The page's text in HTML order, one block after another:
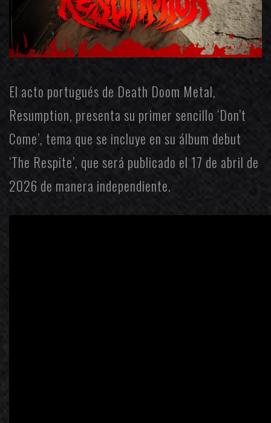
El acto portugués de Death Doom Metal,
Resumption, presenta su primer sencillo ‘Don’t
Come’, tema que se incluye en su álbum debut
‘The Respite’, que será publicado el 17 de abril de
2026 de manera independiente.